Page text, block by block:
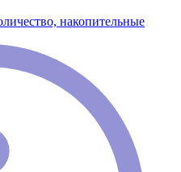
накопительные